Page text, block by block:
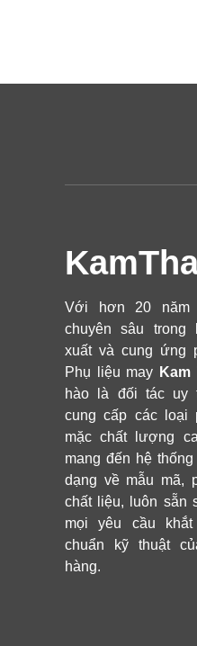
Với hơn 20 năm
chuyên sâu trong
xuất và cung ứng
Phụ liệu may Kam
hào là đối tác uy
cung cấp các loại
mặc chất lượng
mang đến hệ
dạng về mẫu mã,
chất liệu, luôn sẵn
mọi yêu cầu
chuẩn kỹ thuật
hàng.